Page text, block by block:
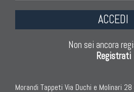
ACCEDI
Non sei ancora
Registrati
Morandi Tappeti Via Duchi e Molinari